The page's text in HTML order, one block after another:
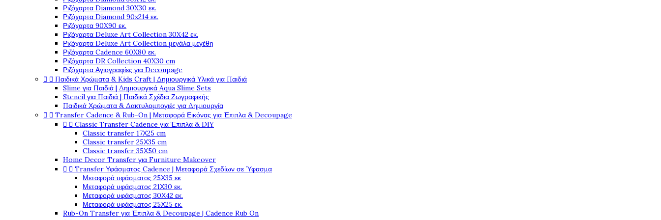
Ριζόχαρτα Diamond 30X30 εκ.
Ριζόχαρτα Diamond 90x214 εκ.
Ριζόχαρτα 90X90 εκ.
Ριζόχαρτα Deluxe Art Collection 30X42 εκ.
Ριζόχαρτα Deluxe Art Collection μεγάλα μεγέθη
Ριζόχαρτα Cadence 60X80 εκ.
Ριζόχαρτα DR Collection 40X30 cm
Ριζόχαρτα Αγιογραφίες για Decoupage
  Παιδικά Χρώματα & Kids Craft | Δημιουργικά Υλικά για Παιδιά
Slime για Παιδιά | Δημιουργικά Aqua Slime Sets
Stencil για Παιδιά | Παιδικά Σχέδια Ζωγραφικής
Παιδικά Χρώματα & Δακτυλομπογιές για Δημιουργία
  Transfer Cadence & Rub-On | Μεταφορά Εικόνας για Έπιπλα & Decoupage
  Classic Transfer Cadence για Έπιπλα & DIY
Classic transfer 17Χ25 cm
Classic transfer 25Χ35 cm
Classic transfer 35Χ50 cm
Home Decor Transfer για Furniture Makeover
  Transfer Υφάσματος Cadence | Μεταφορά Σχεδίων σε Ύφασμα
Μεταφορά υφάσματος 25Χ35 εκ
Μεταφορά υφάσματος 21Χ30 εκ.
Μεταφορά υφάσματος 30Χ42 εκ.
Μεταφορά υφάσματος 25Χ25 εκ.
Rub-On Transfer για Έπιπλα & Decoupage | Cadence Rub On